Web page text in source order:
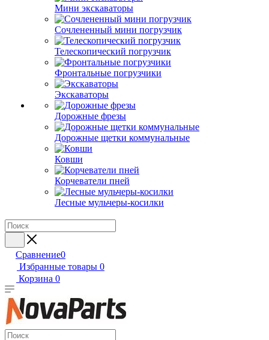
Мини экскаваторы
Сочлененный мини погрузчик
Телескопический погрузчик
Фронтальные погрузчики
Экскаваторы
Дорожные фрезы
Дорожные щетки коммунальные
Ковши
Корчеватели пней
Лесные мульчеры-косилки
Сравнение0
Избранные товары 0
Корзина 0